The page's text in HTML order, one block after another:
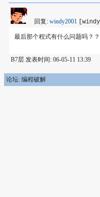
回复: windy2001
最后那个程式有什么问题吗？
B7层 发表时间: 06-05-11 13:39
论坛: 编程破解